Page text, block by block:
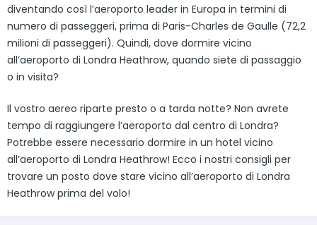
diventando così l’aeroporto leader in Europa in termini di
numero di passeggeri, prima di Paris-Charles de Gaulle (72,2
milioni di passeggeri). Quindi, dove dormire vicino
all’aeroporto di Londra Heathrow, quando siete di passaggio
o in visita?
Il vostro aereo riparte presto o a tarda notte? Non avrete
tempo di raggiungere l’aeroporto dal centro di Londra?
Potrebbe essere necessario dormire in un hotel vicino
all’aeroporto di Londra Heathrow! Ecco i nostri consigli per
trovare un posto dove stare vicino all’aeroporto di Londra
Heathrow prima del volo!